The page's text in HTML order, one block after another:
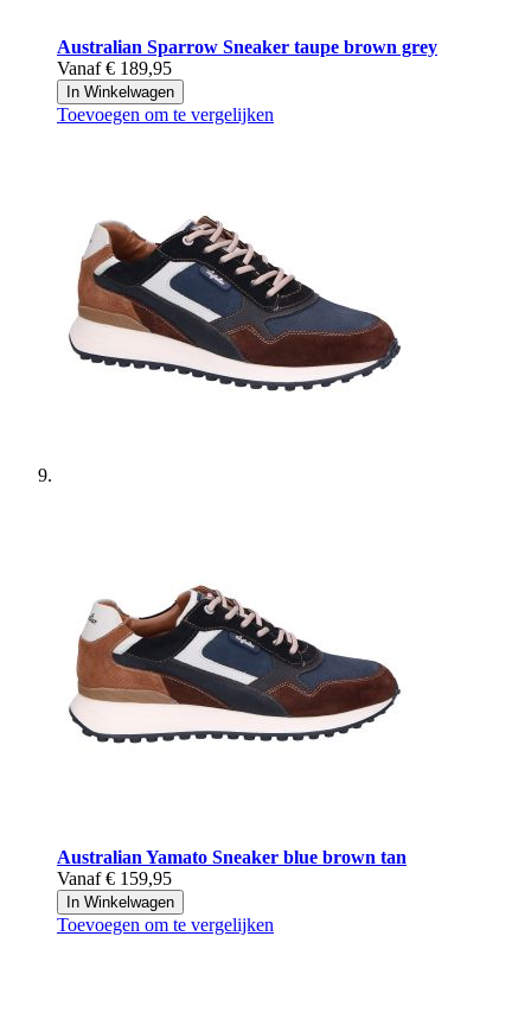
Australian Sparrow Sneaker taupe brown grey
Vanaf € 189,95
In Winkelwagen
Toevoegen om te vergelijken
Australian Yamato Sneaker blue brown tan
Vanaf € 159,95
In Winkelwagen
Toevoegen om te vergelijken